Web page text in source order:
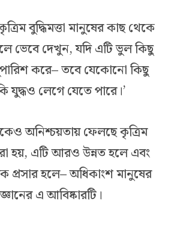
বুদ্ধিমত্তা মানুষের কাছ থেকে
ভেবে দেখুন, যদি এটি ভুল কিছু
করে– তবে যেকোনো কিছু
যুদ্ধও লেগে যেতে পারে।’
অনিশ্চয়তায় ফেলছে কৃত্রিম
হয়, এটি আরও উন্নত হলে এবং
প্রসার হলে– অধিকাংশ মানুষের
এ আবিষ্কারটি।